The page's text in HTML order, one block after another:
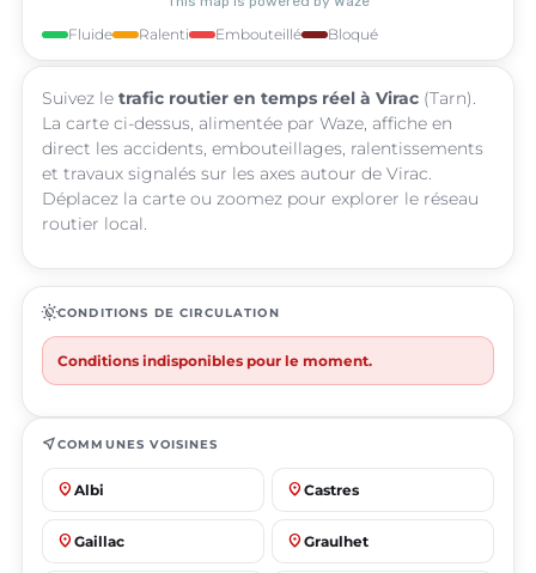
Fluide Ralenti Embouteillé Bloqué
Suivez le trafic routier en temps réel à Virac (Tarn).
La carte ci-dessus, alimentée par Waze, affiche en
direct les accidents, embouteillages, ralentissements
et travaux signalés sur les axes autour de Virac.
Déplacez la carte ou zoomez pour explorer le réseau
routier local.
routineCONDITIONS DE CIRCULATION
Conditions indisponibles pour le moment.
near_meCOMMUNES VOISINES
place Albi place Castres
place Gaillac place Graulhet